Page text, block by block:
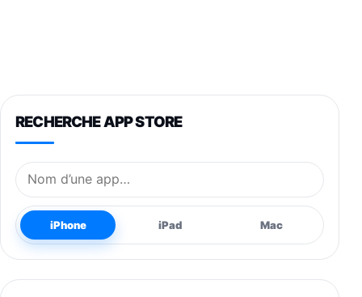
RECHERCHE APP STORE
Nom de l’application
iPhone iPad Mac